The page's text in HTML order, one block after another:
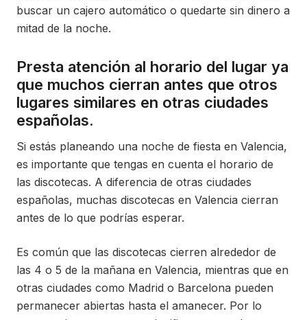
buscar un cajero automático o quedarte sin dinero a
mitad de la noche.
Presta atención al horario del lugar ya
que muchos cierran antes que otros
lugares similares en otras ciudades
españolas.
Si estás planeando una noche de fiesta en Valencia,
es importante que tengas en cuenta el horario de
las discotecas. A diferencia de otras ciudades
españolas, muchas discotecas en Valencia cierran
antes de lo que podrías esperar.
Es común que las discotecas cierren alrededor de
las 4 o 5 de la mañana en Valencia, mientras que en
otras ciudades como Madrid o Barcelona pueden
permanecer abiertas hasta el amanecer. Por lo